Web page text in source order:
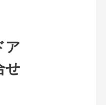
ア
せ